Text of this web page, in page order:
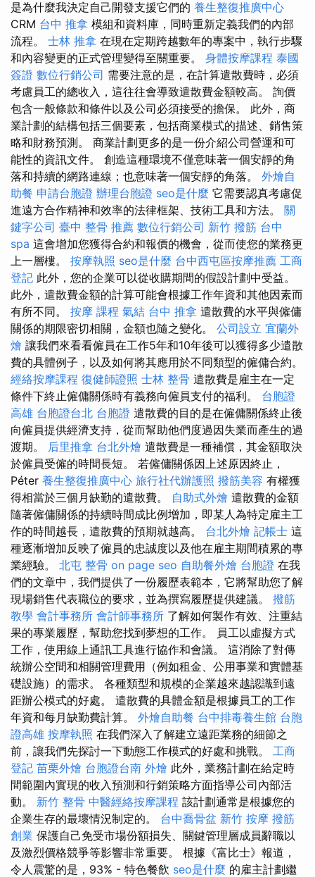
是為什麼我決定自己開發支援它們的 養生整復推廣中心
CRM 台中 推拿 模組和資料庫，同時重新定義我們的內部
流程。 士林 推拿 在現在定期跨越數年的專案中，執行步驟
和內容變更的正式管理變得至關重要。 身體按摩課程 泰國
簽證 數位行銷公司 需要注意的是，在計算遣散費時，必須
考慮員工的總收入，這往往會導致遣散費金額較高。 詢價
包含一般條款和條件以及公司必須接受的擔保。 此外，商
業計劃的結構包括三個要素，包括商業模式的描述、銷售策
略和財務預測。 商業計劃更多的是一份介紹公司營運和可
能性的資訊文件。 創造這種環境不僅意味著一個安靜的角
落和持續的網路連線；也意味著一個安靜的角落。 外燴自
助餐 申請台胞證 辦理台胞證 seo是什麼 它需要認真考慮促
進遠方合作精神和效率的法律框架、技術工具和方法。 關
鍵字公司 臺中 整骨 推薦 數位行銷公司 新竹 撥筋 台中
spa 這會增加您獲得合約和報價的機會，從而使您的業務更
上一層樓。 按摩執照 seo是什麼 台中西屯區按摩推薦 工商
登記 此外，您的企業可以從收購期間的假設計劃中受益。
此外，遣散費金額的計算可能會根據工作年資和其他因素而
有所不同。 按摩 課程 氣結 台中 推拿 遣散費的水平與僱傭
關係的期限密切相關，金額也隨之變化。 公司設立 宜蘭外
燴 讓我們來看看僱員在工作5年和10年後可以獲得多少遣散
費的具體例子，以及如何將其應用於不同類型的僱傭合約。
經絡按摩課程 復健師證照 士林 整骨 遣散費是雇主在一定
條件下終止僱傭關係時有義務向僱員支付的福利。 台胞證
高雄 台胞證台北 台胞證 遣散費的目的是在僱傭關係終止後
向僱員提供經濟支持，從而幫助他們度過因失業而產生的過
渡期。 后里推拿 台北外燴 遣散費是一種補償，其金額取決
於僱員受僱的時間長短。 若僱傭關係因上述原因終止，
Péter 養生整復推廣中心 旅行社代辦護照 撥筋美容 有權獲
得相當於三個月缺勤的遣散費。 自助式外燴 遣散費的金額
隨著僱傭關係的持續時間成比例增加，即某人為特定雇主工
作的時間越長，遣散費的預期就越高。 台北外燴 記帳士 這
種逐漸增加反映了僱員的忠誠度以及他在雇主期間積累的專
業經驗。 北屯 整骨 on page seo 自助餐外燴 台胞證 在我
們的文章中，我們提供了一份履歷表範本，它將幫助您了解
現場銷售代表職位的要求，並為撰寫履歷提供建議。 撥筋
教學 會計事務所 會計師事務所 了解如何製作有效、注重結
果的專業履歷，幫助您找到夢想的工作。 員工以虛擬方式
工作，使用線上通訊工具進行協作和會議。 這消除了對傳
統辦公空間和相關管理費用（例如租金、公用事業和實體基
礎設施）的需求。 各種類型和規模的企業越來越認識到遠
距辦公模式的好處。 遣散費的具體金額是根據員工的工作
年資和每月缺勤費計算。 外燴自助餐 台中排毒養生館 台胞
證高雄 按摩執照 在我們深入了解建立遠距業務的細節之
前，讓我們先探討一下動態工作模式的好處和挑戰。 工商
登記 苗栗外燴 台胞證台南 外燴 此外，業務計劃在給定時
間範圍內實現的收入預測和行銷策略方面指導公司內部活
動。 新竹 整骨 中醫經絡按摩課程 該計劃通常是根據您的
企業生存的最壞情況制定的。 台中喬骨盆 新竹 按摩 撥筋
創業 保護自己免受市場份額損失、關鍵管理層成員辭職以
及激烈價格競爭等影響非常重要。 根據《富比士》報道，
令人震驚的是，93% - 特色餐飲 seo是什麼 的雇主計劃繼